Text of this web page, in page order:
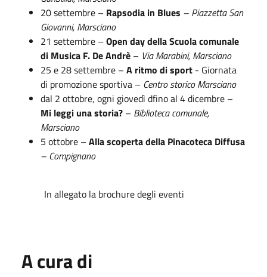
20 settembre – Rapsodia in Blues – Piazzetta San
Giovanni, Marsciano
21 settembre – Open day della Scuola comunale
di Musica F. De Andrè – Via Marabini, Marsciano
25 e 28 settembre – A ritmo di sport - Giornata
di promozione sportiva – Centro storico Marsciano
dal 2 ottobre, ogni giovedì dfino al 4 dicembre –
Mi leggi una storia? – Biblioteca comunale,
Marsciano
5 ottobre – Alla scoperta della Pinacoteca Diffusa
– Compignano
In allegato la brochure degli eventi
A cura di